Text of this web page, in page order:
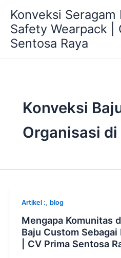
content
Konveksi Seragam
Safety Wearpack |
Sentosa Raya
Konveksi
Organisasi
Artikel :, blog
Mengapa Komunitas
Baju Custom
| CV Prima Sentosa